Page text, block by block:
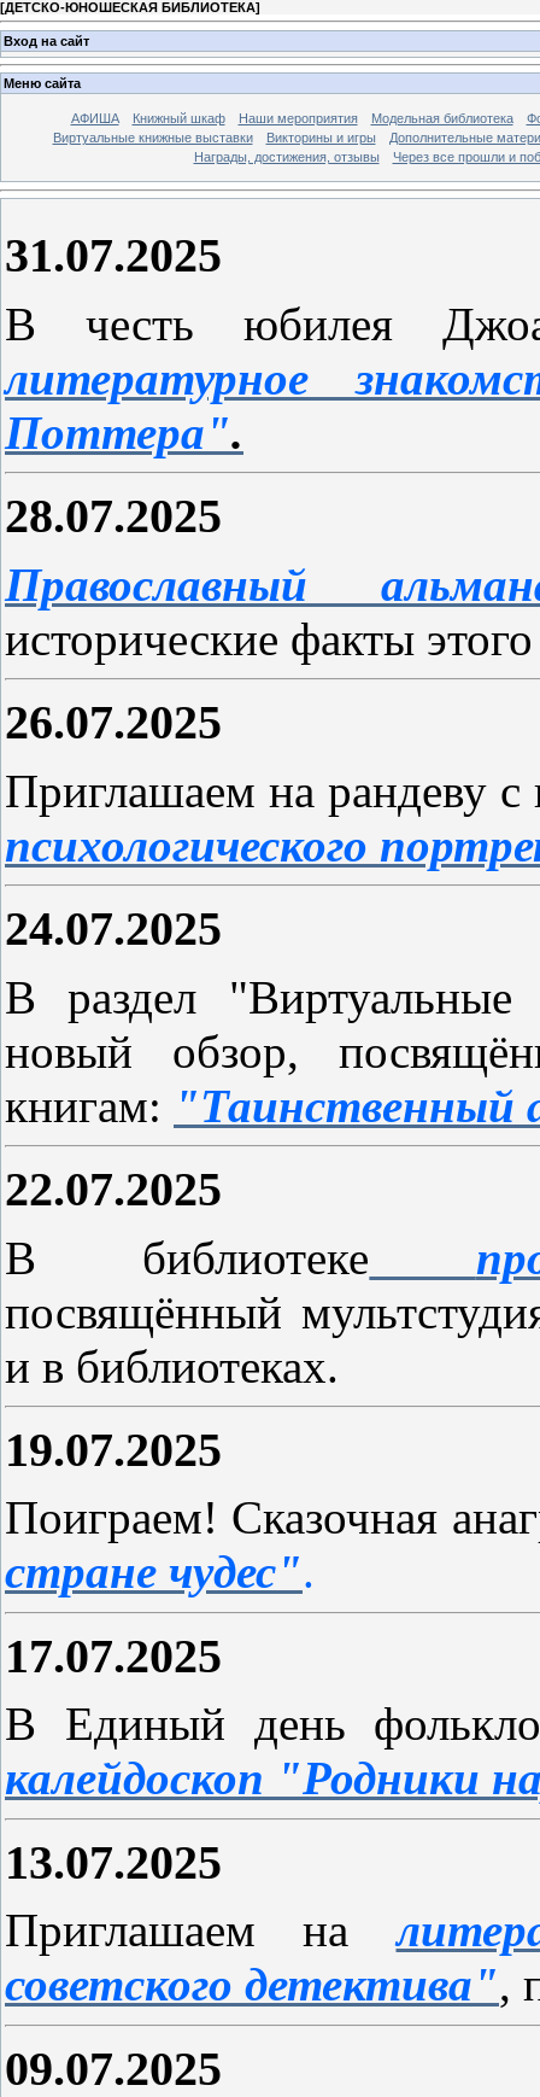
[ДЕТСКО-ЮНОШЕСКАЯ БИБЛИОТЕКА]
Вход на сайт
Меню сайта
АФИША Книжный шкаф Наши мероприятия Модельная библиотека
Виртуальные книжные выставки
Викторины и игры
Дополнительные
Награды, достижения, отзывы
Через все прошли и
31.07.2025
В честь юбилея
литературное
Поттера".
28.07.2025
Православный
исторические факты
26.07.2025
Приглашаем на рандеву
психологического
24.07.2025
В раздел
новый обзор,
книгам: "Таинственный
22.07.2025
В библиотеке
посвящённый
и в библиотеках.
19.07.2025
Поиграем! Сказочная
стране чудес".
17.07.2025
В Единый день
калейдоскоп "Родники
13.07.2025
Приглашаем на
советского детектива",
09.07.2025